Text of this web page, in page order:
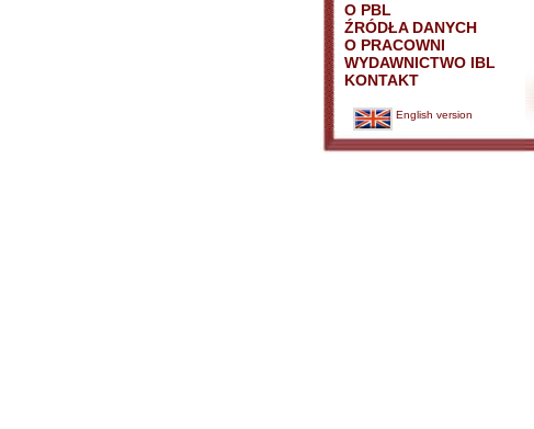
O PBL
ŹRÓDŁA DANYCH
O PRACOWNI
WYDAWNICTWO IBL
KONTAKT
English version